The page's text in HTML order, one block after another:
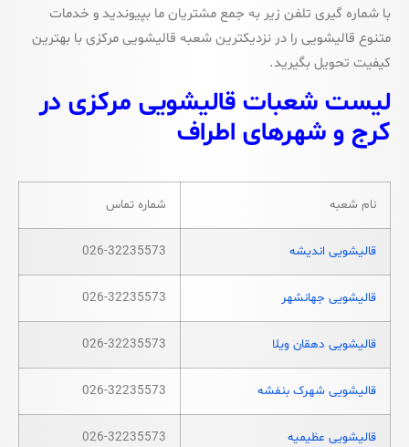
با شماره گیری تلفن زیر به جمع مشتریان ما بپیوندید و خدمات
متنوع قالیشویی را در نزدیکترین شعبه قالیشویی مرکزی با بهترین
کیفیت تحویل بگیرید.
لیست شعبات قالیشویی مرکزی در
کرج و شهرهای اطراف
نام شعبه شماره تماس
قالیشویی اندیشه 026-32235573
قالیشویی جهانشهر 026-32235573
قالیشویی دهقان ویلا 026-32235573
قالیشویی شهرک بنفشه 026-32235573
قالیشویی عظیمیه 026-32235573